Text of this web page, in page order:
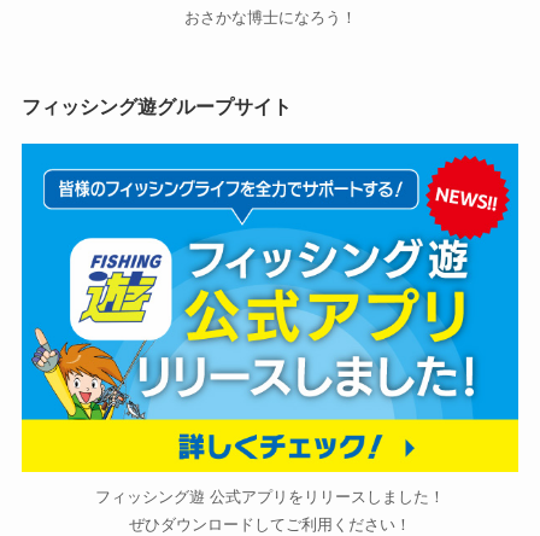
おさかな博士になろう！
フィッシング遊グループサイト
フィッシング遊 公式アプリをリリースしました！
ぜひダウンロードしてご利用ください！